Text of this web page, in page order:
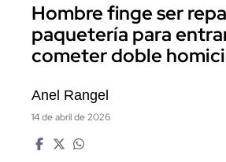
Hombre finge ser
paquetería para
cometer doble
Anel Rangel
14 de abril de 2026